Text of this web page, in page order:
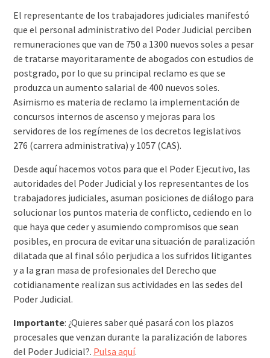
El representante de los trabajadores judiciales manifestó
que el personal administrativo del Poder Judicial perciben
remuneraciones que van de 750 a 1300 nuevos soles a pesar
de tratarse mayoritaramente de abogados con estudios de
postgrado, por lo que su principal reclamo es que se
produzca un aumento salarial de 400 nuevos soles.
Asimismo es materia de reclamo la implementación de
concursos internos de ascenso y mejoras para los
servidores de los regímenes de los decretos legislativos
276 (carrera administrativa) y 1057 (CAS).
Desde aquí hacemos votos para que el Poder Ejecutivo, las
autoridades del Poder Judicial y los representantes de los
trabajadores judiciales, asuman posiciones de diálogo para
solucionar los puntos materia de conflicto, cediendo en lo
que haya que ceder y asumiendo compromisos que sean
posibles, en procura de evitar una situación de paralización
dilatada que al final sólo perjudica a los sufridos litigantes
y a la gran masa de profesionales del Derecho que
cotidianamente realizan sus actividades en las sedes del
Poder Judicial.
Importante: ¿Quieres saber qué pasará con los plazos
procesales que venzan durante la paralización de labores
del Poder Judicial?. Pulsa aquí.